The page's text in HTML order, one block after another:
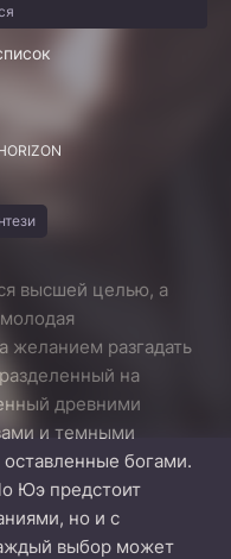
высшей целью, а
желанием разгадать
на
древними
и темными
богами.
Юэ предстоит
но и с
выбор может